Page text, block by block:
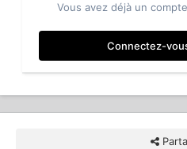
Vous avez déjà un
Connectez-